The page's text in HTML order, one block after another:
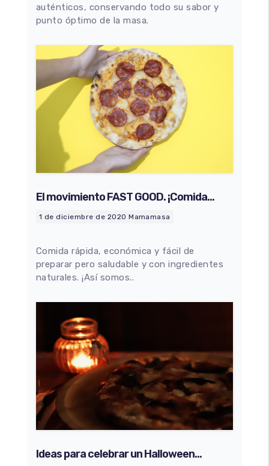
100%
auténticos, conservando todo su sabor y
punto óptimo de la masa.
El movimiento FAST GOOD. ¡Comida
1 de diciembre de 2020 Mamamasa
Comida rápida, económica y fácil de
preparar pero saludable y con ingredientes
naturales. ¡Así somos..
Ideas para celebrar un Halloween